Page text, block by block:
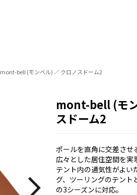
mont-bell (モンベル) ／ クロノスドーム2
mont-bell (モ
スドーム2
ポールを直角に交差させ
広々とした居住空間を実
テント内の通気性がよい
グ、ツーリングのテント
の3シーズンに対応。